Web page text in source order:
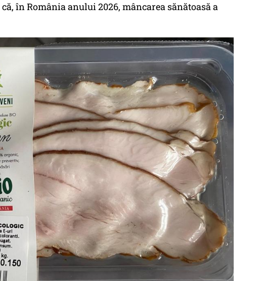
în România anului 2026, mâncarea sănătoasă a